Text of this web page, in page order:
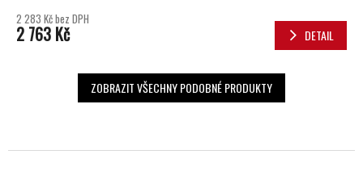
2 283 Kč bez DPH
2 763 Kč DETAIL
ZOBRAZIT VŠECHNY PODOBNÉ PRODUKTY